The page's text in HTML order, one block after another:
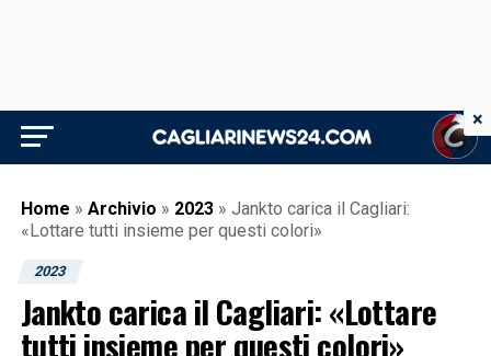
Home » Archivio » 2023 » Jankto carica il Cagliari:
«Lottare tutti insieme per questi colori»
2023
Jankto carica il Cagliari: «Lottare
tutti insieme per questi colori»
×